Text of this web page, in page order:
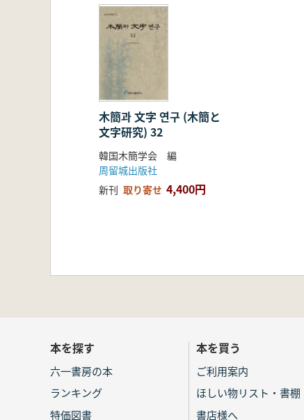
木簡과 文字 연구 (木簡と
文字研究) 32
韓国木簡学会 編
周留城出版社
新刊 取り寄せ 4,400円
本を探す
六一書房の本
ランキング
特価図書
本を買う
ご利用案内
ほしい物リスト・書棚
書店様へ